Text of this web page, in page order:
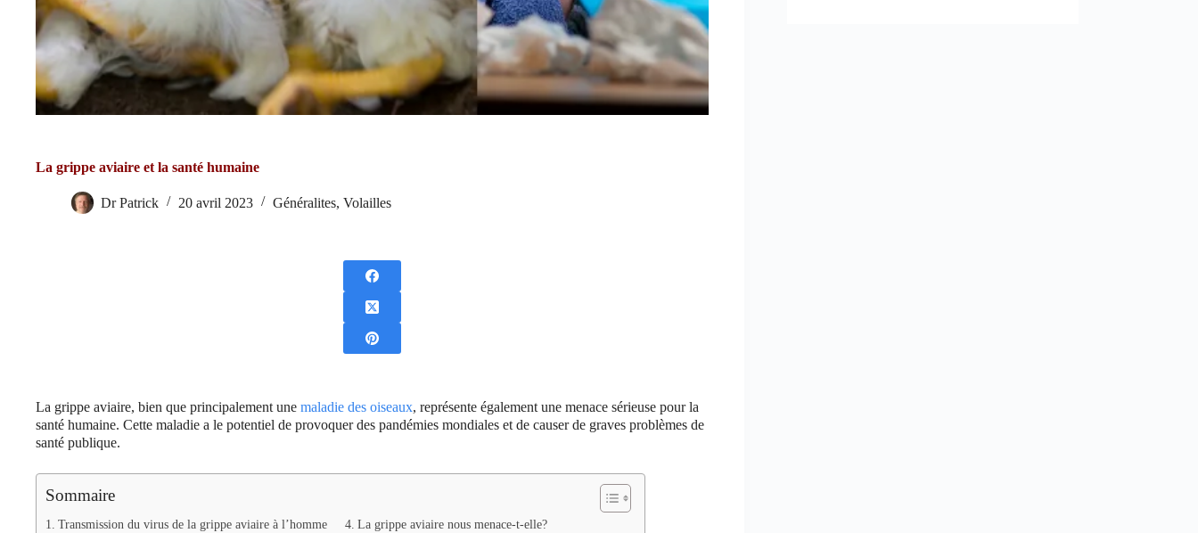
La grippe aviaire et la santé humaine
Dr Patrick 20 avril 2023 Généralites, Volailles
La grippe aviaire, bien que principalement une maladie des oiseaux, représente également une menace sérieuse pour la
santé humaine. Cette maladie a le potentiel de provoquer des pandémies mondiales et de causer de graves problèmes de
santé publique.
Sommaire
Transmission du virus de la grippe aviaire à l’homme
La grippe aviaire nous menace-t-elle?